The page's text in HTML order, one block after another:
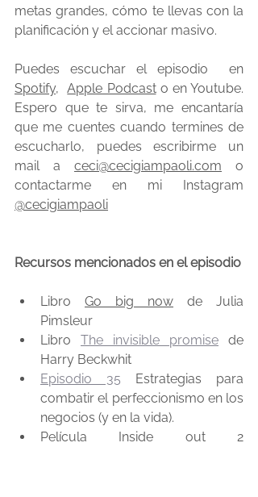
metas grandes, cómo te llevas con la
planificación y el accionar masivo.
Spotify, Apple Podcast o en Youtube.
Espero que te sirva, me encantaría
que me cuentes cuando termines de
escucharlo, puedes escribirme un
mail a ceci@cecigiampaoli.com o
@cecigiampaoli
Recursos mencionados en el episodio
Libro Go big now de Julia
Pimsleur
Libro The invisible promise de
Harry Beckwhit
Episodio 35 Estrategias para
combatir el perfeccionismo en los
negocios (y en la vida).
Película Inside out 2